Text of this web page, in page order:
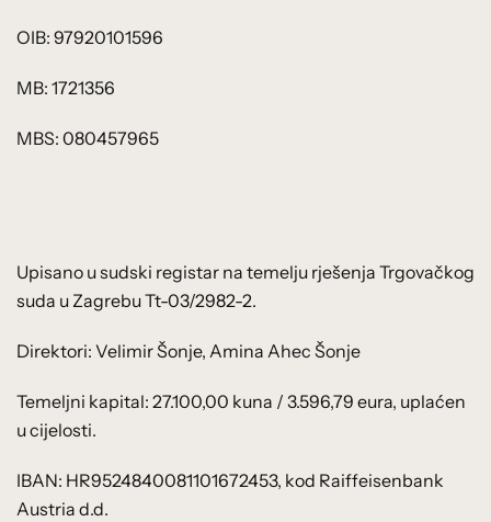
OIB: 97920101596
MB: 1721356
MBS: 080457965
Upisano u sudski registar na temelju rješenja Trgovačkog
suda u Zagrebu Tt-03/2982-2.
Direktori: Velimir Šonje, Amina Ahec Šonje
Temeljni kapital: 27.100,00 kuna / 3.596,79 eura, uplaćen
u cijelosti.
IBAN: HR9524840081101672453, kod Raiffeisenbank
Austria d.d.